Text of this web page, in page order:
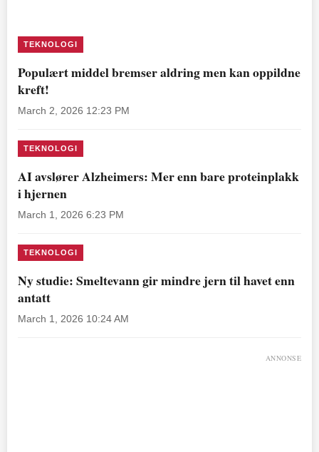
TEKNOLOGI
Populært middel bremser aldring men kan oppildne
kreft!
March 2, 2026 12:23 PM
TEKNOLOGI
AI avslører Alzheimers: Mer enn bare proteinplakk
i hjernen
March 1, 2026 6:23 PM
TEKNOLOGI
Ny studie: Smeltevann gir mindre jern til havet enn
antatt
March 1, 2026 10:24 AM
ANNONSE